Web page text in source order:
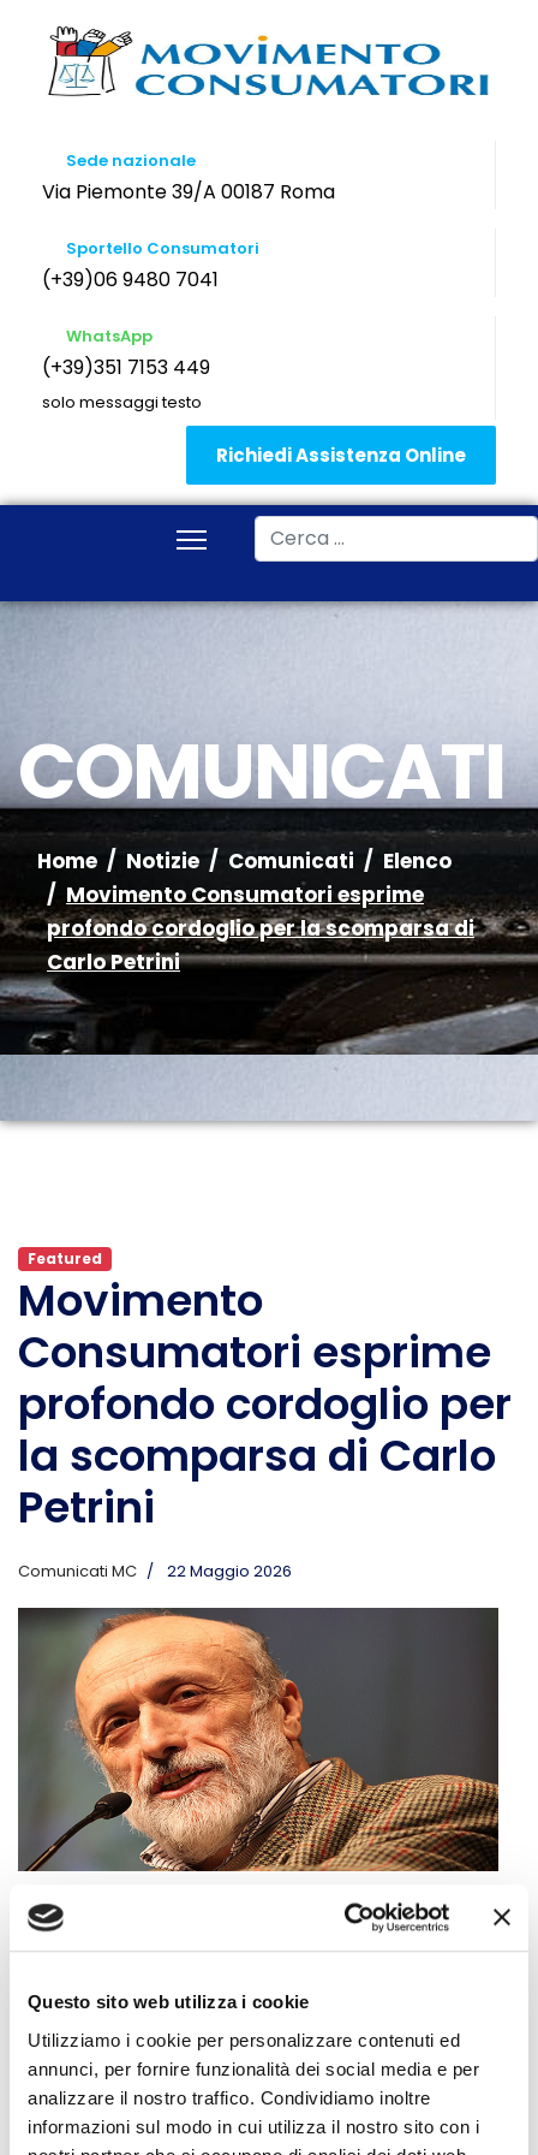
Questo sito web utilizza i cookie
Utilizziamo i cookie per personalizzare contenuti ed
annunci, per fornire funzionalità dei social media e per
analizzare il nostro traffico. Condividiamo inoltre
informazioni sul modo in cui utilizza il nostro sito con i
Sede nazionale
Via Piemonte 39/A 00187 Roma
Sportello Consumatori
(+39)06 9480 7041
WhatsApp
(+39)351 7153 449
solo messaggi testo
Richiedi Assistenza Online
Cerca
COMUNICATI
Home Notizie Comunicati
Elenco
Movimento Consumatori esprime
profondo cordoglio per la scomparsa di
Carlo Petrini
Featured
Movimento
Consumatori esprime
profondo cordoglio per
la scomparsa di Carlo
Petrini
Comunicati MC 22 Maggio 2026
Nella tarda serata di ieri è venuto a mancare Carlo
Petrini, figura centrale della politica culturale
Fondatore di Slow Food, organizzazione promotrice
di un sistema alimentare sostenibile e giusto e di
Terra Madre, la rete mondiale impegnata nella
difesa della sovranità alimentare, della biodiversità e